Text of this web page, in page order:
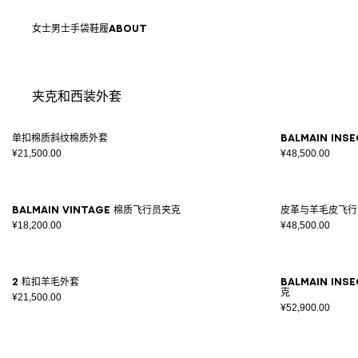
女士男士手袋鞋履ABOUT
夹克和西装外套
单扣棉质斜纹棉质外套
¥21,500.00
Balmain
¥48,500.00
Balmain Vintage 棉质飞行员夹克
¥18,200.00
皮革与羊毛皮飞
¥48,500.00
2 粒扣羊毛外套
¥21,500.00
Balmain
克
¥52,900.00